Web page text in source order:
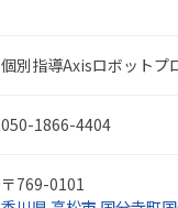
個別指導Axisロボットプ
050-1866-4404
〒769-0101